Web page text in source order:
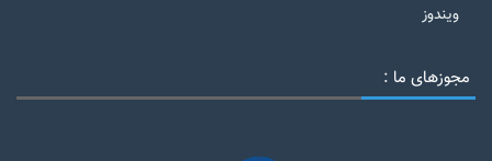
ویندوز
مجوزهای ما :